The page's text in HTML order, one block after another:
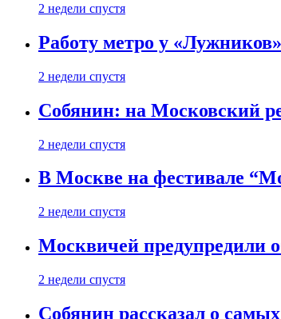
2 недели спустя
Работу метро у
2 недели спустя
Собянин: на Московский
2 недели спустя
В Москве на фестивале
2 недели спустя
Москвичей предупредили
2 недели спустя
Собянин рассказал о